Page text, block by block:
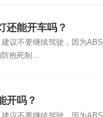
还能开车吗？
议不要继续驾驶，因为ABS
抱死制...
开吗？